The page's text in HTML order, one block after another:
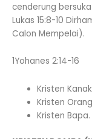
cenderung
Lukas 15:8-10
Calon Mempelai).
1Yohanes 2:14-16
Kristen
Kristen
Kristen Bapa.